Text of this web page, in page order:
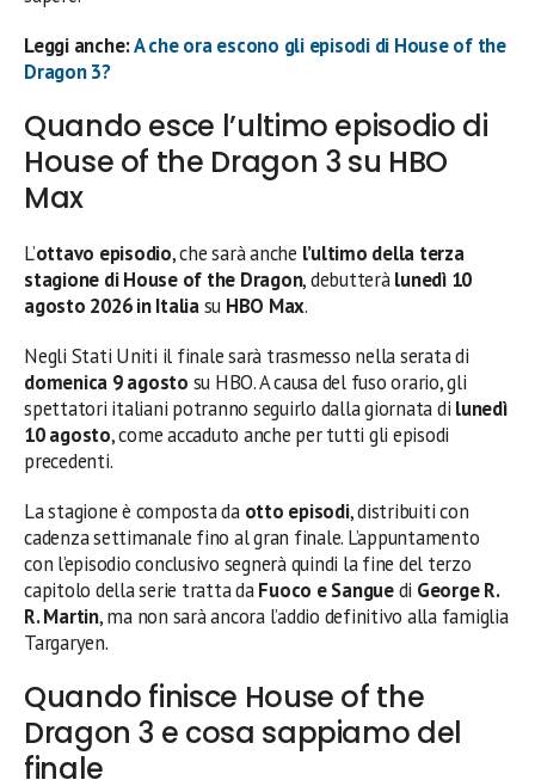
Leggi anche:A che ora escono gli episodi di House of the
Dragon 3?
Quando esce l’ultimo episodio di
House of the Dragon 3 su HBO
Max
L’ottavo episodio, che sarà anche l’ultimo della terza
stagione di House of the Dragon, debutteràlunedì 10
agosto 2026 in Italiasu HBO Max.
Negli Stati Uniti il finale sarà trasmesso nella serata di
domenica 9 agosto su HBO. A causa del fuso orario, gli
spettatori italiani potranno seguirlo dalla giornata di lunedì
10 agosto, come accaduto anche per tutti gli episodi
precedenti.
La stagione è composta da otto episodi, distribuiti con
cadenza settimanale fino al gran finale. L’appuntamento
con l’episodio conclusivo segnerà quindi la fine del terzo
capitolo della serie tratta daFuoco e Sanguedi George R.
R. Martin, ma non sarà ancora l’addio definitivo alla famiglia
Targaryen.
Quando finisce House of the
Dragon 3 e cosa sappiamo del
finale